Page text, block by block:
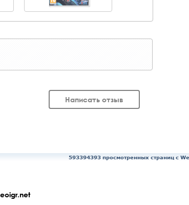
Написать отзыв
593394393 просмотренных страниц c